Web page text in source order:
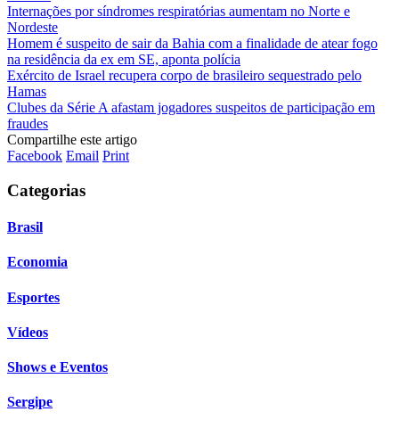
Internações por síndromes respiratórias aumentam no Norte e
Nordeste
Homem é suspeito de sair da Bahia com a finalidade de atear fogo
na residência da ex em SE, aponta polícia
Exército de Israel recupera corpo de brasileiro sequestrado pelo
Hamas
Clubes da Série A afastam jogadores suspeitos de participação em
fraudes
Compartilhe este artigo
Facebook Email Print
Categorias
Brasil
Economia
Esportes
Vídeos
Shows e Eventos
Sergipe